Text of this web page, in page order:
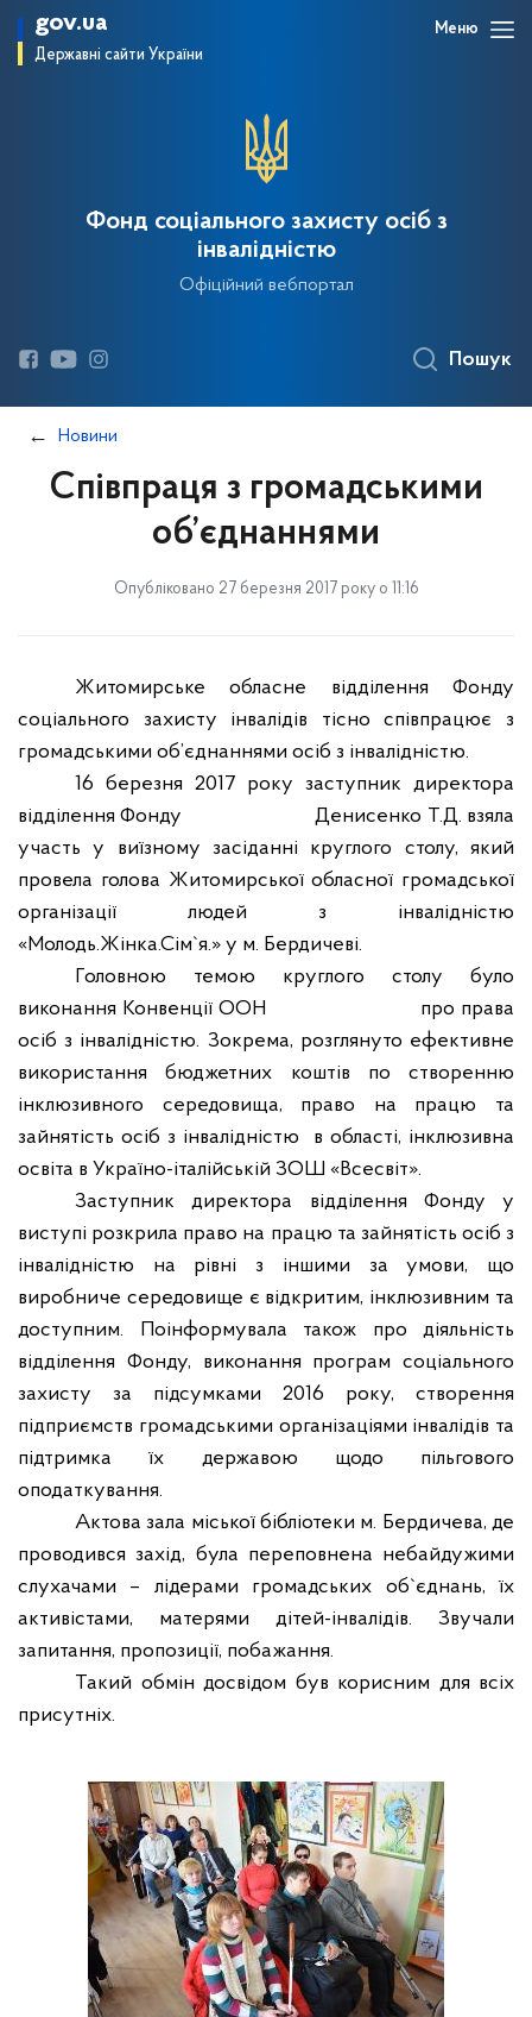
gov.ua
Державні сайти України
Меню
Фонд соціального захисту осіб з
інвалідністю
Офіційний вебпортал
Пошук
Новини
Співпраця з громадськими
об’єднаннями
Опубліковано 27 березня 2017 року о 11:16
Житомирське обласне відділення Фонду
соціального захисту інвалідів тісно співпрацює з
громадськими об’єднаннями осіб з інвалідністю.
16 березня 2017 року заступник директора
відділення Фонду
Денисенко Т.Д. взяла
участь у виїзному засіданні круглого столу, який
провела голова Житомирської обласної громадської
організації людей з інвалідністю
«Молодь.Жінка.Сім`я.» у м. Бердичеві.
Головною темою круглого столу було
виконання Конвенції ООН
про права
осіб з інвалідністю. Зокрема, розглянуто ефективне
використання бюджетних коштів по створенню
інклюзивного середовища, право на працю та
зайнятість осіб з інвалідністю
в області, інклюзивна
освіта в Україно-італійській ЗОШ «Всесвіт».
Заступник директора відділення Фонду у
виступі розкрила право на працю та зайнятість осіб з
інвалідністю на рівні з іншими за умови, що
виробниче середовище є відкритим, інклюзивним та
доступним. Поінформувала також про діяльність
відділення Фонду, виконання програм соціального
захисту за підсумками 2016 року, створення
підприємств громадськими організаціями інвалідів та
підтримка їх державою щодо пільгового
оподаткування.
Актова зала міської бібліотеки м. Бердичева, де
проводився захід, була переповнена небайдужими
слухачами – лідерами громадських об`єднань, їх
активістами, матерями дітей-інвалідів. Звучали
запитання, пропозиції, побажання.
Такий обмін досвідом був корисним для всіх
присутніх.